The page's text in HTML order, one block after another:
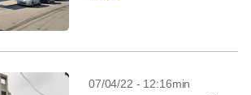
07/04/22 - 12:16min